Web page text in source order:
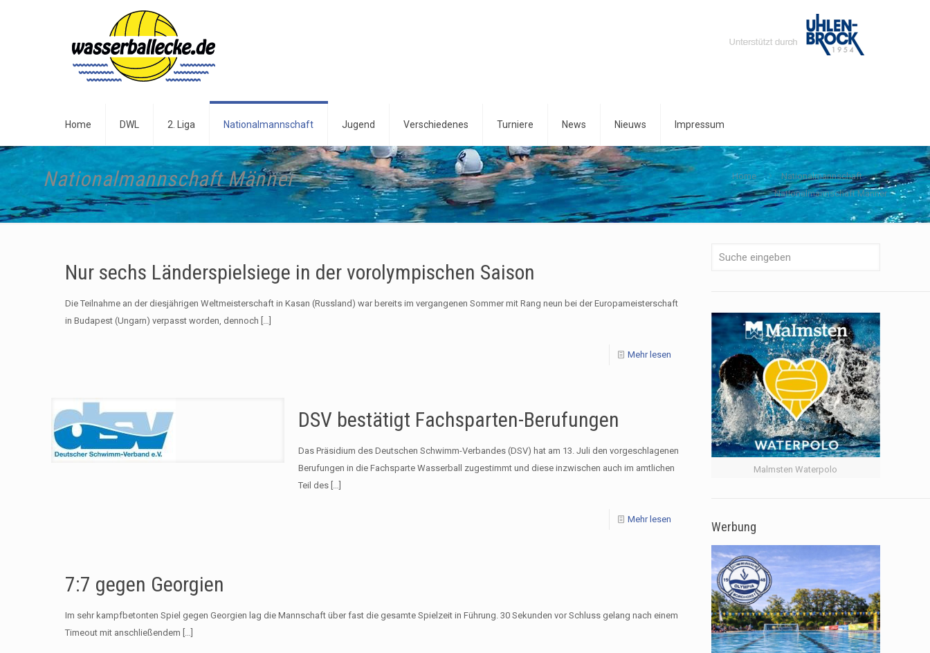
Home DWL 2. Liga Nationalmannschaft Jugend Verschiedenes Turniere News Nieuws Impressum
Nationalmannschaft Männer Home
Nationalmannschaft
Nationalmannschaft Männer
Nur sechs Länderspielsiege in der vorolympischen Saison
Die Teilnahme an der diesjährigen Weltmeisterschaft in Kasan (Russland) war bereits im vergangenen Sommer mit Rang neun bei der Europameisterschaft
in Budapest (Ungarn) verpasst worden, dennoch […]
Mehr lesen
DSV bestätigt Fachsparten-Berufungen
Das Präsidium des Deutschen Schwimm-Verbandes (DSV) hat am 13. Juli den vorgeschlagenen
Berufungen in die Fachsparte Wasserball zugestimmt und diese inzwischen auch im amtlichen
Teil des[…]
Mehr lesen
7:7 gegen Georgien
Im sehr kampfbetonten Spiel gegen Georgien lag die Mannschaft über fast die gesamte Spielzeit in Führung. 30 Sekunden vor Schluss gelang nach einem
Timeout mit anschließendem […]
Malmsten Waterpolo
Werbung